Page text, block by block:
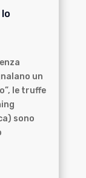
un
le truffe
sono